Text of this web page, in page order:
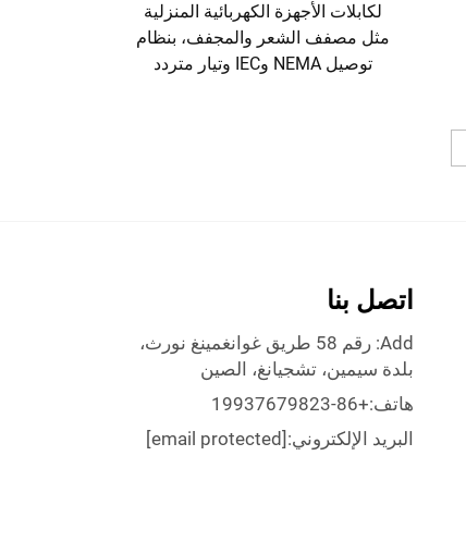
لكابلات الأجهزة الكهربائية المنزلية
مثل مصفف الشعر والمجفف، بنظام
توصيل NEMA وIEC وتيار متردد
اتصل بنا
Add: رقم 58 طريق غوانغمينغ نورث،
بلدة سيمين، تشجيانغ، الصين
هاتف:+86-19937679823
البريد الإلكتروني: [email protected]